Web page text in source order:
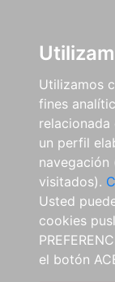
Utilizamos
fines
relacionada
un perfil
visitados).
Usted
cookies
el botón